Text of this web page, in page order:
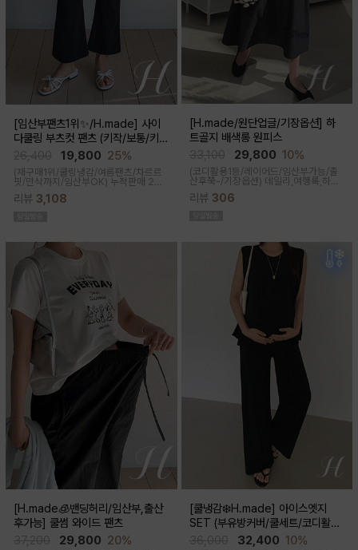
[임산부팬츠1위✨/H.made] 사이
다쿨링 부츠컷 팬츠 (키작/보통/키
19,800 25%
(재구매1위/쿨링냉감/여름팬츠/차르르
핏/만삭까지/임산부OK) 누적판매 2만
성이 뛰어나 쾌적한 착용감으로 여름시
리뷰 3,108
[H.made/원단업글/기장옵션] 하
트골지 배색롱 원피스
29,800 10%
(코디활용1등/레이어드/임산부가능/출
산후쭉-/기장옵션) 데일리,여행룩,하객
룩,출근룩 OK! 하트넥 디자인으로 여성
스러움이 물씬 느껴지고 맥시한 기장감
리뷰 306
[H.made🧊밴딩허리/임산부,출산
후가능] 쿨썸 와이드 팬츠
29,800 20%
[쿨냉감❄️H.made] 아이스엣지
SET (부유방커버/쿨세트/코디활용
굿/출근룩,데일리룩)
32,400 10%